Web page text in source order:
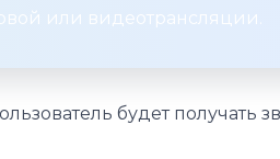
или видеотрансляции.
будет получать